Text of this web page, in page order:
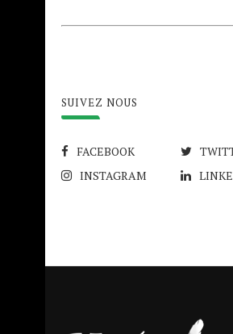
SUIVEZ NOUS
FACEBOOK
INSTAGRAM